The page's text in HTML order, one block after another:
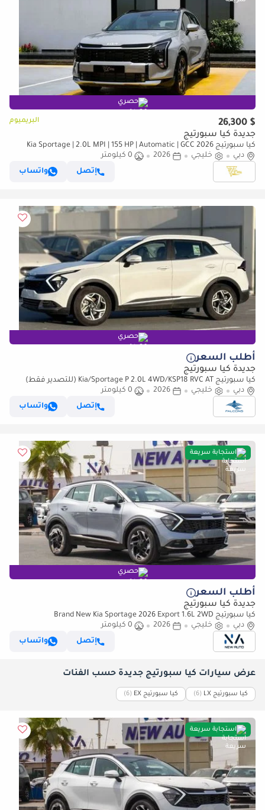
حصري
$ 26,300 البريميوم
جديدة كيا سبورتيج
كيا سبورتيج 2026 Kia Sportage | 2.0L MPI | 155 HP | Automatic | GCC
Specs
دبي خليجي 2026
0 كيلومتر
إتصل
واتساب
حصري
أطلب السعر
جديدة كيا سبورتيج
كيا سبورتيج Kia/Sportage P 2.0L 4WD/KSP18 RVC AT (للتصدير فقط)
دبي
خليجي 2026
0 كيلومتر
إتصل
واتساب
استجابة سريعة
حصري
أطلب السعر
جديدة كيا سبورتيج
كيا سبورتيج Brand New Kia Sportage 2026 Export 1.6L 2WD
Petrol|Silver/Beige|N-KIA-SPO-1.6-26| (للتصدير فقط)
دبي خليجي 2026
0 كيلومتر
إتصل
واتساب
عرض سيارات كيا سبورتيج جديدة حسب الفئات
كيا سبورتيج LX ‏(6) كيا سبورتيج EX ‏(6)
استجابة سريعة